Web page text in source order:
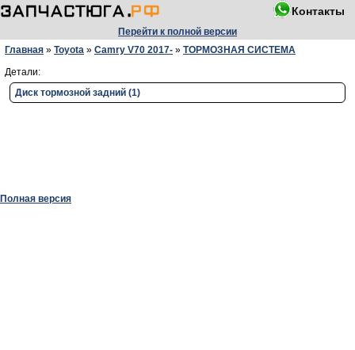
Контакты
Перейти к полной версии
Главная » Toyota » Camry V70 2017- » ТОРМОЗНАЯ СИСТЕМА
Детали:
Диск тормозной задний (1)
Полная версия